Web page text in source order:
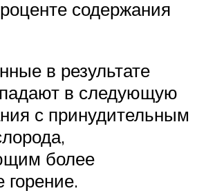
содержания
в результате
в следующую
с принудительным
более
горение.